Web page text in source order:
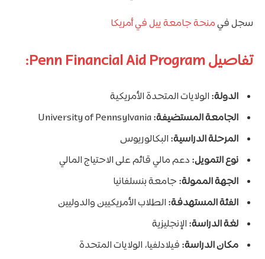
سجل فيمنحة جامعة ييل في أمريكا
تفاصيل Penn Financial Aid Program:
الدولة: الولايات المتحدة الأمريكية
الجامعة المستضيفة:
المرحلة الدراسية: البكالوريوس
نوع التمويل: دعم مالي قائم على الاحتياج المالي
الجهة الممولة: جامعة بنسلفانيا
الفئة المستهدفة: الطلاب الأمريكيين والدوليين
لغة الدراسة: الإنجليزية
مكان الدراسة: فيلادلفيا، الولايات المتحدة